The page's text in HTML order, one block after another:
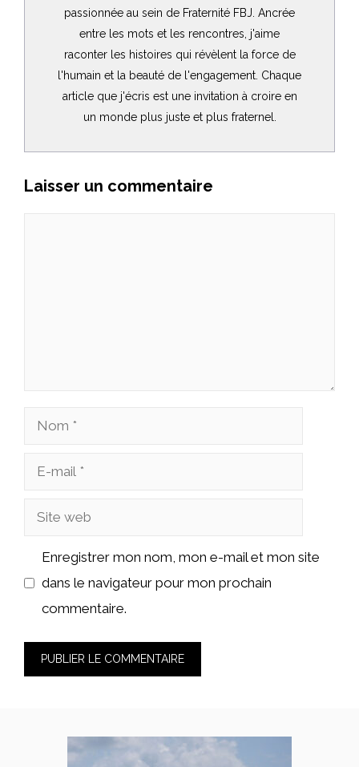
passionnée au sein de Fraternité FBJ. Ancrée
entre les mots et les rencontres, j'aime
raconter les histoires qui révèlent la force de
l'humain et la beauté de l'engagement. Chaque
article que j'écris est une invitation à croire en
un monde plus juste et plus fraternel.
Laisser un commentaire
Nom
Site
Enregistrer mon nom, mon e-mail et mon site
dans le navigateur pour mon prochain
commentaire.